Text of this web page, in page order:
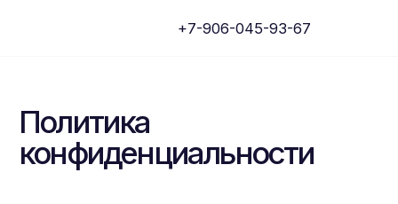
+7-906-045-93-67
конфиденциальности